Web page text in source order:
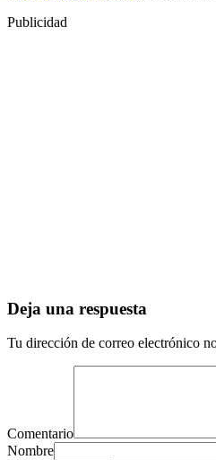
Publicidad
Deja una respuesta
Tu dirección de correo electrónico
Comentario
Nombre